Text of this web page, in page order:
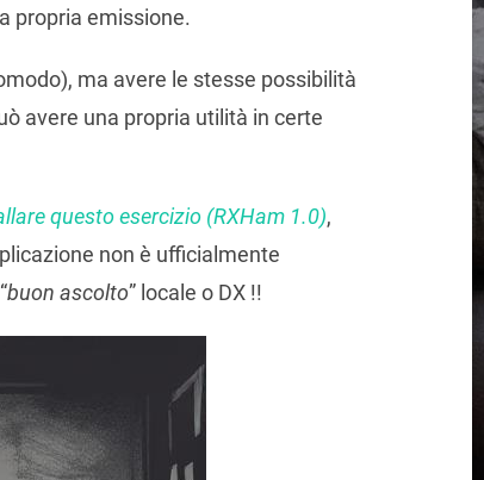
propria emissione.
ma avere le stesse possibilità
avere una propria utilità in certe
questo esercizio (RXHam 1.0),
non è ufficialmente
buon ascolto” locale o DX !!